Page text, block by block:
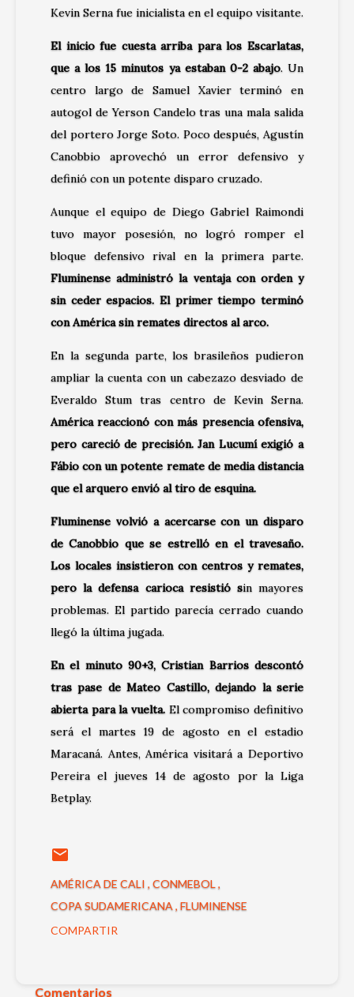
Kevin Serna fue inicialista en el equipo visitante.
El inicio fue cuesta arriba para los Escarlatas,
que a los 15 minutos ya estaban 0-2 abajo. Un
centro largo de Samuel Xavier terminó en
autogol de Yerson Candelo tras una mala salida
del portero Jorge Soto. Poco después, Agustín
Canobbio aprovechó un error defensivo y
definió con un potente disparo cruzado.
Aunque el equipo de Diego Gabriel Raimondi
tuvo mayor posesión, no logró romper el
bloque defensivo rival en la primera parte.
Fluminense administró la ventaja con orden y
sin ceder espacios. El primer tiempo terminó
con América sin remates directos al arco.
En la segunda parte, los brasileños pudieron
ampliar la cuenta con un cabezazo desviado de
Everaldo Stum tras centro de Kevin Serna.
América reaccionó con más presencia ofensiva,
pero careció de precisión. Jan Lucumí exigió a
Fábio con un potente remate de media distancia
que el arquero envió al tiro de esquina.
Fluminense volvió a acercarse con un disparo
de Canobbio que se estrelló en el travesaño.
Los locales insistieron con centros y remates,
pero la defensa carioca resistió sin mayores
problemas. El partido parecía cerrado cuando
llegó la última jugada.
En el minuto 90+3, Cristian Barrios descontó
tras pase de Mateo Castillo, dejando la serie
abierta para la vuelta. El compromiso definitivo
será el martes 19 de agosto en el estadio
Maracaná. Antes, América visitará a Deportivo
Pereira el jueves 14 de agosto por la Liga
Betplay.
AMÉRICA DE CALI CONMEBOL
COPA SUDAMERICANA FLUMINENSE
COMPARTIR
Comentarios